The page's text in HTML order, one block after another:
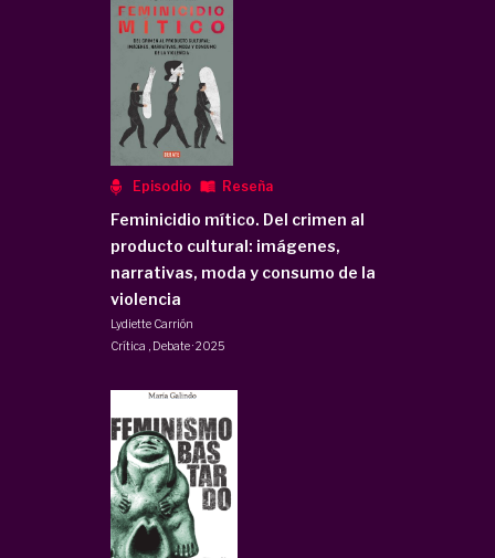
Episodio Reseña
Feminicidio mítico. Del crimen al
producto cultural: imágenes,
narrativas, moda y consumo de la
violencia
Lydiette Carrión
Crítica
Debate·2025